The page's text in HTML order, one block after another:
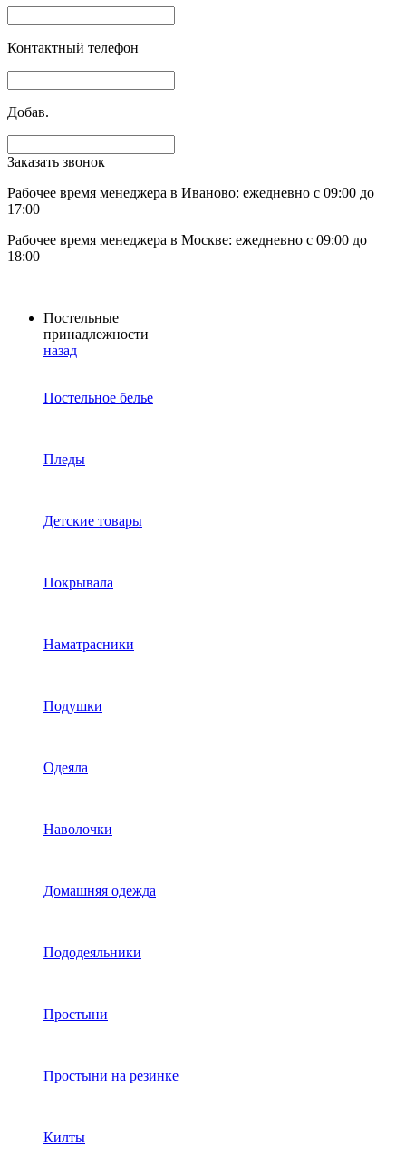
Контактный телефон
Добав.
Заказать звонок
Рабочее время менеджера в Иваново: ежедневно с 09:00 до
17:00
Рабочее время менеджера в Москве: ежедневно с 09:00 до
18:00
Постельные
принадлежности
назад
Постельное белье
Пледы
Детские товары
Покрывала
Наматрасники
Подушки
Одеяла
Наволочки
Домашняя одежда
Пододеяльники
Простыни
Простыни на резинке
Килты